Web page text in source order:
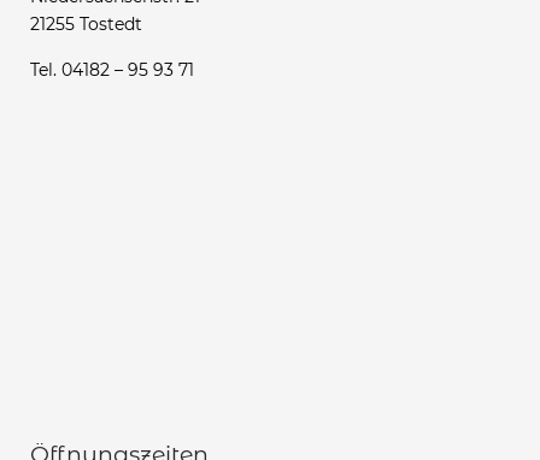
21255 Tostedt
Tel. 04182 – 95 93 71